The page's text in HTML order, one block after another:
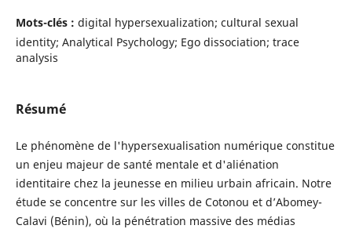
Mots-clés : digital hypersexualization; cultural sexual
identity; Analytical Psychology; Ego dissociation; trace
analysis
Résumé
Le phénomène de l'hypersexualisation numérique constitue
un enjeu majeur de santé mentale et d'aliénation
identitaire chez la jeunesse en milieu urbain africain. Notre
étude se concentre sur les villes de Cotonou et d’Abomey-
Calavi (Bénin), où la pénétration massive des médias